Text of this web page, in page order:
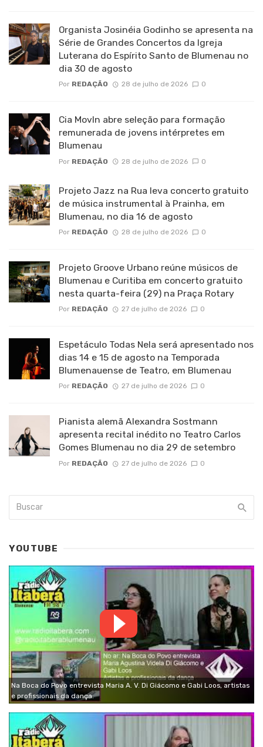
Organista Josinéia Godinho se apresenta na
Série de Grandes Concertos da Igreja
Luterana do Espírito Santo de Blumenau no
dia 30 de agosto
Por REDAÇÃO 28 de julho de 2026 0
Cia MovIn abre seleção para formação
remunerada de jovens intérpretes em
Blumenau
Por REDAÇÃO 28 de julho de 2026 0
Projeto Jazz na Rua leva concerto gratuito
de música instrumental à Prainha, em
Blumenau, no dia 16 de agosto
Por REDAÇÃO 28 de julho de 2026 0
Projeto Groove Urbano reúne músicos de
Blumenau e Curitiba em concerto gratuito
nesta quarta-feira (29) na Praça Rotary
Por REDAÇÃO 27 de julho de 2026 0
Espetáculo Todas Nela será apresentado nos
dias 14 e 15 de agosto na Temporada
Blumenauense de Teatro, em Blumenau
Por REDAÇÃO 27 de julho de 2026 0
Pianista alemã Alexandra Sostmann
apresenta recital inédito no Teatro Carlos
Gomes Blumenau no dia 29 de setembro
Por REDAÇÃO 27 de julho de 2026 0
YOUTUBE
Na Boca do Povo entrevista Maria A. V. Di Giácomo e Gabi Loos, artistas
e profissionais da dança.